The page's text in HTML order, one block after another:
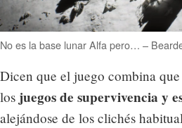
No es la base lunar Alfa pero… –
Dicen que el juego combina
los juegos de supervivencia y
alejándose de los clichés